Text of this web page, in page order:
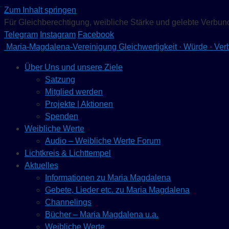
Zum Inhalt springen
Für Gleichberechtigung, weibliche Stärke und gelebte
Telegram Instagram Facebook
Maria-Magdalena-Vereinigung Gleichwertigkeit · Würde ·
Über Uns und unsere Ziele
Satzung
Mitglied werden
Projekte | Aktionen
Spenden
Weibliche Werte
Audio – Weibliche Werte Forum
Lichtkreis & Lichttempel
Aktuelles
Informationen zu Maria Magdalena
Gebete, Lieder etc. zu Maria Magdalena
Channelings
Bücher – Maria Magdalena u.a.
Weibliche Werte